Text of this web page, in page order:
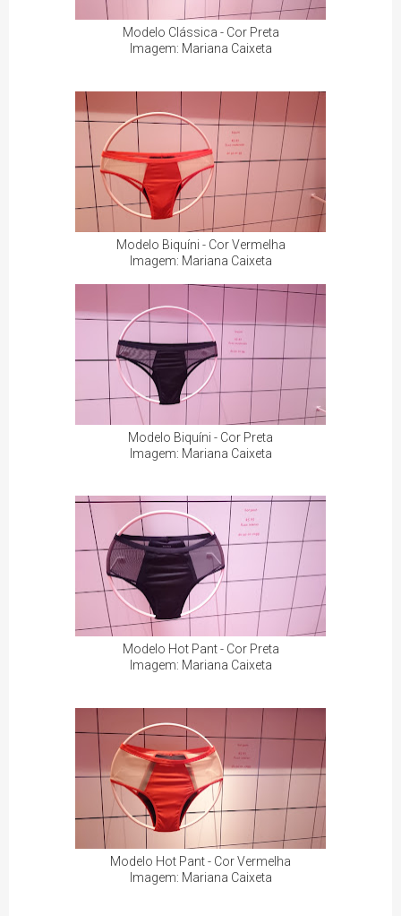
Modelo Clássica - Cor Preta
Imagem: Mariana Caixeta
Modelo Biquíni - Cor Vermelha
Imagem: Mariana Caixeta
Modelo Biquíni - Cor Preta
Imagem: Mariana Caixeta
Modelo Hot Pant - Cor Preta
Imagem: Mariana Caixeta
Modelo Hot Pant - Cor Vermelha
Imagem: Mariana Caixeta